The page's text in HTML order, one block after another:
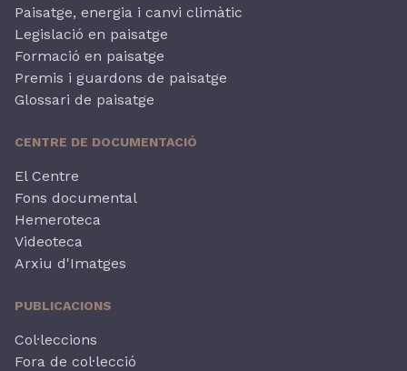
Paisatge, energia i canvi climàtic
Legislació en paisatge
Formació en paisatge
Premis i guardons de paisatge
Glossari de paisatge
CENTRE DE DOCUMENTACIÓ
El Centre
Fons documental
Hemeroteca
Videoteca
Arxiu d'Imatges
PUBLICACIONS
Col·leccions
Fora de col·lecció